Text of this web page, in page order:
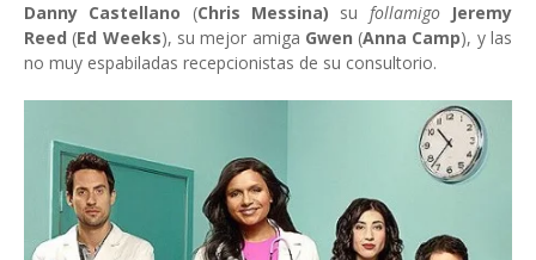
Danny Castellano (Chris Messina) su follamigo Jeremy
Reed (Ed Weeks), su mejor amiga Gwen (Anna Camp), y las
no muy espabiladas recepcionistas de su consultorio.